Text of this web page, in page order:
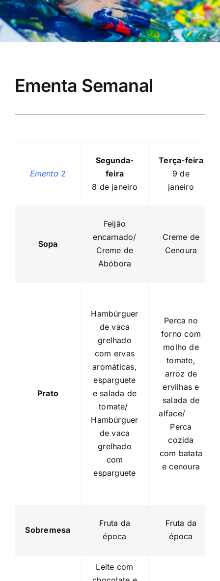
Ementa Semanal
Ementa 2
Segunda-
feira
8 de janeiro
Terça-feira
9 de
janeiro
Sopa
Feijão
encarnado/
Creme de
Abóbora
Creme de
Cenoura
Prato
Hambúrguer
de vaca
grelhado
com ervas
aromáticas,
esparguete
e salada de
tomate/
Hambúrguer
de vaca
grelhado
com
esparguete
Perca no
forno com
molho de
tomate,
arroz de
ervilhas e
salada de
alface/
Perca
cozida
com batata
e cenoura
Sobremesa
Fruta da
época
Fruta da
época
Leite com